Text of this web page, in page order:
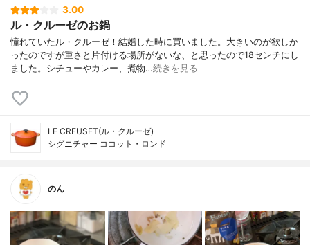
3.00
ル・クルーゼのお鍋
憧れていたル・クルーゼ！結婚した時に買いました。大きいのが欲しか
ったのですが重さと片付ける場所がないな、と思ったので18センチにし
ました。シチューやカレー、煮物…続きを見る
LE CREUSET(ル・クルーゼ)
シグニチャー ココット・ロンド
のん